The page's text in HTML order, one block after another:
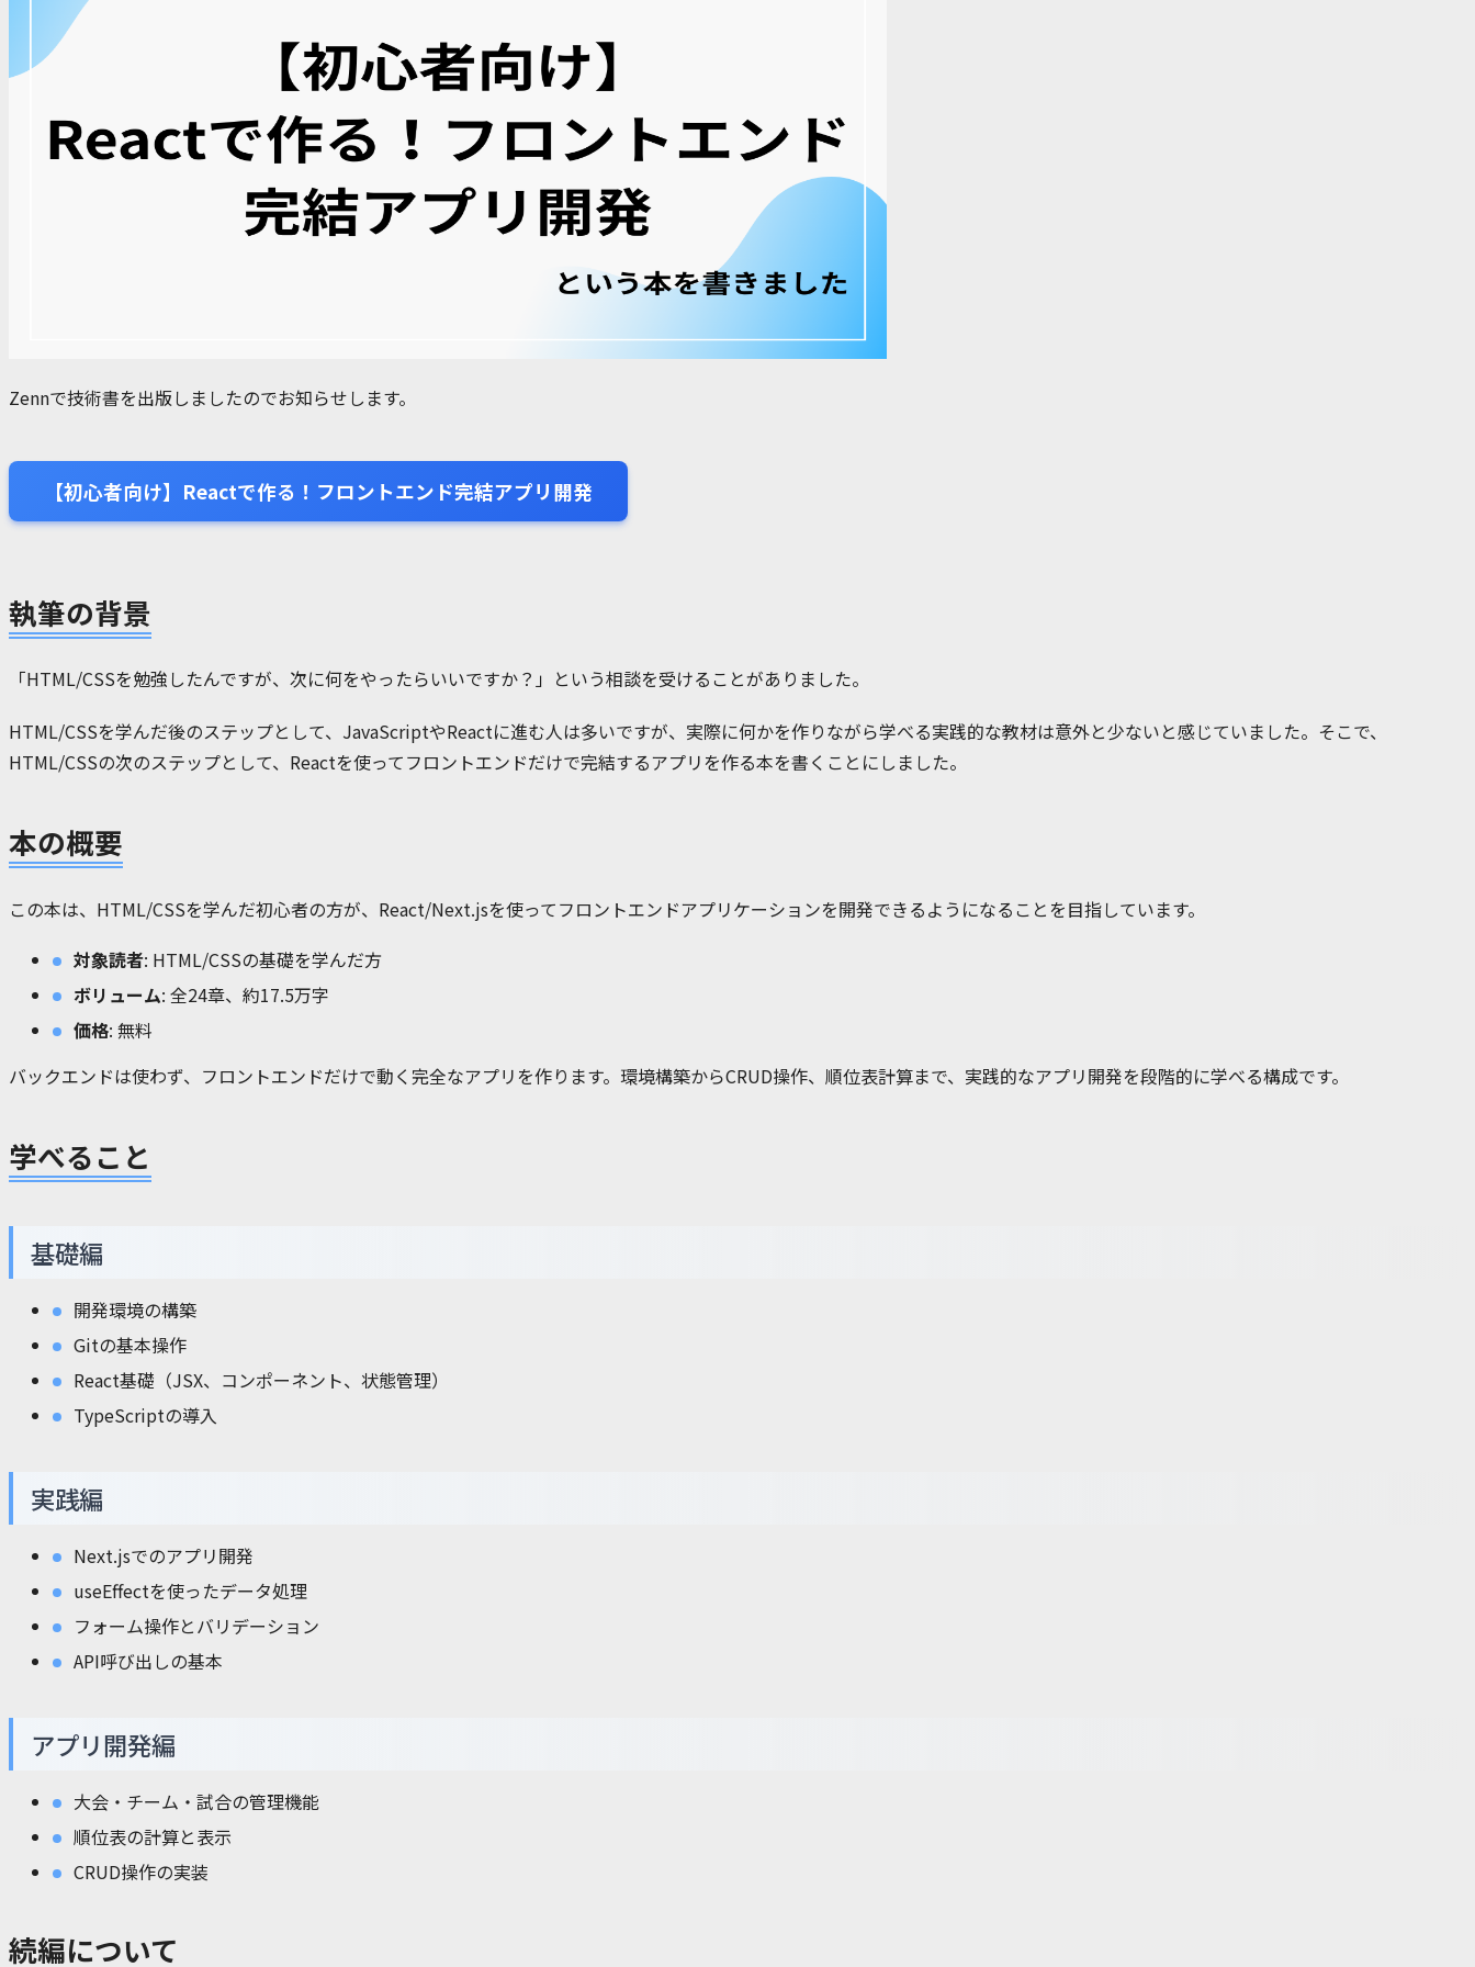
Zennで技術書を出版しましたのでお知らせします。
【初心者向け】Reactで作る！フロントエンド完結アプリ開発
執筆の背景
「HTML/CSSを勉強したんですが、次に何をやったらいいですか？」という相談を受けることがありました。
HTML/CSSを学んだ後のステップとして、JavaScriptやReactに進む人は多いですが、実際に何かを作りながら学べる実践的な教材は意外と少ないと感じていました。そこで、
HTML/CSSの次のステップとして、Reactを使ってフロントエンドだけで完結するアプリを作る本を書くことにしました。
本の概要
この本は、HTML/CSSを学んだ初心者の方が、React/Next.jsを使ってフロントエンドアプリケーションを開発できるようになることを目指しています。
対象読者: HTML/CSSの基礎を学んだ方
ボリューム: 全24章、約17.5万字
価格: 無料
バックエンドは使わず、フロントエンドだけで動く完全なアプリを作ります。環境構築からCRUD操作、順位表計算まで、実践的なアプリ開発を段階的に学べる構成です。
学べること
基礎編
開発環境の構築
Gitの基本操作
React基礎（JSX、コンポーネント、状態管理）
TypeScriptの導入
実践編
Next.jsでのアプリ開発
useEffectを使ったデータ処理
フォーム操作とバリデーション
API呼び出しの基本
アプリ開発編
大会・チーム・試合の管理機能
順位表の計算と表示
CRUD操作の実装
続編について